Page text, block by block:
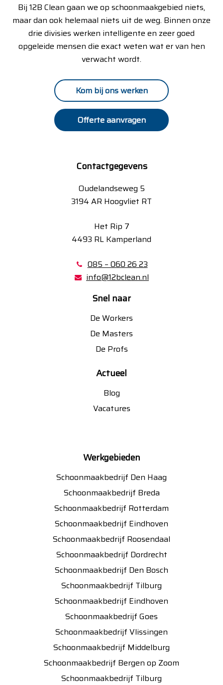
Bij 12B Clean gaan we op schoonmaakgebied niets,
maar dan ook helemaal niets uit de weg. Binnen onze
drie divisies werken intelligente en zeer goed
opgeleide mensen die exact weten wat er van hen
verwacht wordt.
Kom bij ons werken
Offerte aanvragen
Contactgegevens
Oudelandseweg 5
3194 AR Hoogvliet RT
Het Rip 7
4493 RL Kamperland
085 – 060 26 23
info@12bclean.nl
Snel naar
De Workers
De Masters
De Profs
Actueel
Blog
Vacatures
Werkgebieden
Schoonmaakbedrijf Den Haag
Schoonmaakbedrijf Breda
Schoonmaakbedrijf Rotterdam
Schoonmaakbedrijf Eindhoven
Schoonmaakbedrijf Roosendaal
Schoonmaakbedrijf Dordrecht
Schoonmaakbedrijf Den Bosch
Schoonmaakbedrijf Tilburg
Schoonmaakbedrijf Eindhoven
Schoonmaakbedrijf Goes
Schoonmaakbedrijf Vlissingen
Schoonmaakbedrijf Middelburg
Schoonmaakbedrijf Bergen op Zoom
Schoonmaakbedrijf Tilburg